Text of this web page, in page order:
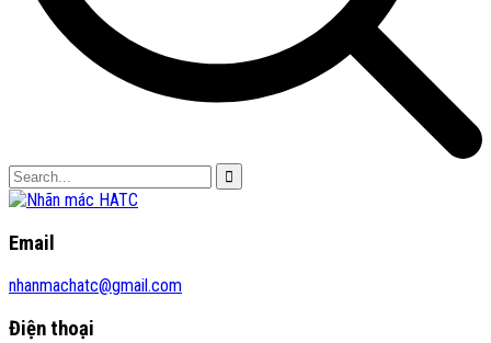
Email
nhanmachatc@gmail.com
Điện thoại